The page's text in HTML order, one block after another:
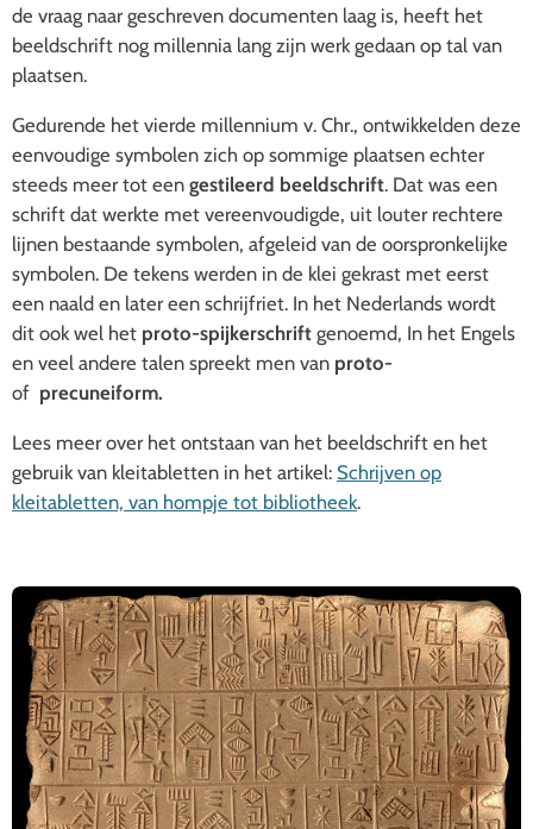
de vraag naar geschreven documenten laag is, heeft het
beeldschrift nog millennia lang zijn werk gedaan op tal van
plaatsen.
Gedurende het vierde millennium v. Chr., ontwikkelden deze
eenvoudige symbolen zich op sommige plaatsen echter
steeds meer tot een gestileerd beeldschrift. Dat was een
schrift dat werkte met vereenvoudigde, uit louter rechtere
lijnen bestaande symbolen, afgeleid van de oorspronkelijke
symbolen. De tekens werden in de klei gekrast met eerst
een naald en later een schrijfriet. In het Nederlands wordt
dit ook wel het proto-spijkerschrift genoemd, In het Engels
en veel andere talen spreekt men van proto-
of precuneiform.
Lees meer over het ontstaan van het beeldschrift en het
gebruik van kleitabletten in het artikel: Schrijven op
kleitabletten, van hompje tot bibliotheek.